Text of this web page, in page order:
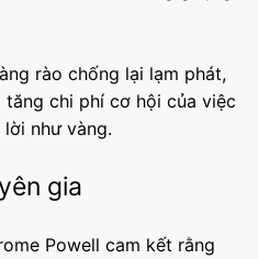
rào chống lại lạm phát,
chi phí cơ hội của việc
như vàng.
gia
Powell cam kết rằng